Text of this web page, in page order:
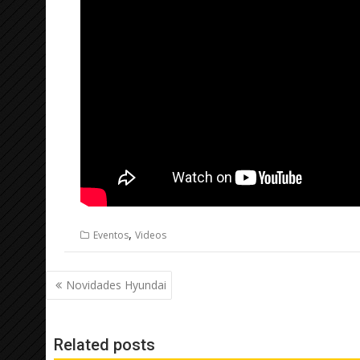
Eventos, Videos
Navegação
de
Novidades Hyundai
Related posts